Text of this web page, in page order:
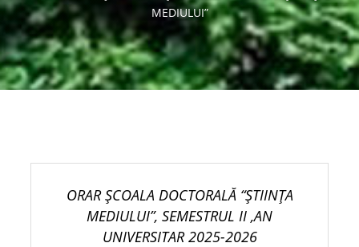
MEDIULUI”
ORAR ŞCOALA DOCTORALĂ “ŞTIINŢA
MEDIULUI”, SEMESTRUL II ,AN
UNIVERSITAR 2025-2026